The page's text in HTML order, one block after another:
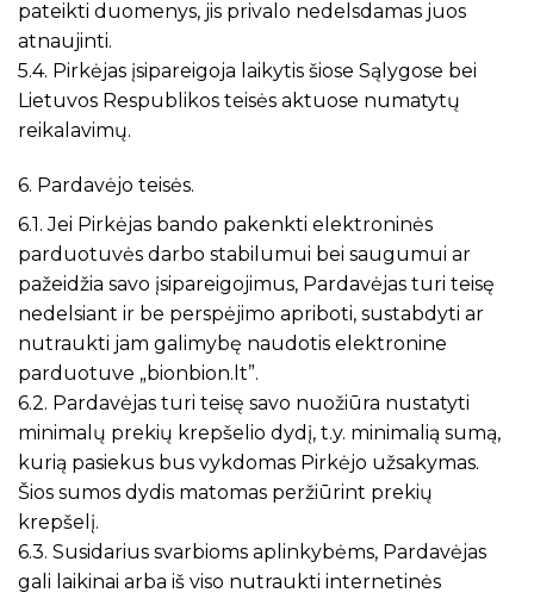
pateikti duomenys, jis privalo nedelsdamas juos
atnaujinti.
5.4. Pirkėjas įsipareigoja laikytis šiose Sąlygose bei
Lietuvos Respublikos teisės aktuose numatytų
reikalavimų.
6. Pardavėjo teisės.
6.1. Jei Pirkėjas bando pakenkti elektroninės
parduotuvės darbo stabilumui bei saugumui ar
pažeidžia savo įsipareigojimus, Pardavėjas turi teisę
nedelsiant ir be perspėjimo apriboti, sustabdyti ar
nutraukti jam galimybę naudotis elektronine
parduotuve „bionbion.lt”.
6.2. Pardavėjas turi teisę savo nuožiūra nustatyti
minimalų prekių krepšelio dydį, t.y. minimalią sumą,
kurią pasiekus bus vykdomas Pirkėjo užsakymas.
Šios sumos dydis matomas peržiūrint prekių
krepšelį.
6.3. Susidarius svarbioms aplinkybėms, Pardavėjas
gali laikinai arba iš viso nutraukti internetinės